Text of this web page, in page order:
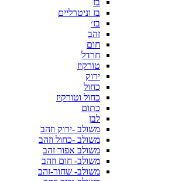
בז וניטרליים
בז׳
זהב
חום
חרדל
טורקיז
ירוק
כחול
כחול וטורקיז
כתום
לבן
משולב -ירוק וזהב
משולב -כחול וזהב
משולב אפור זהב
משולב- חום וזהב
משולב- שחור-זהב